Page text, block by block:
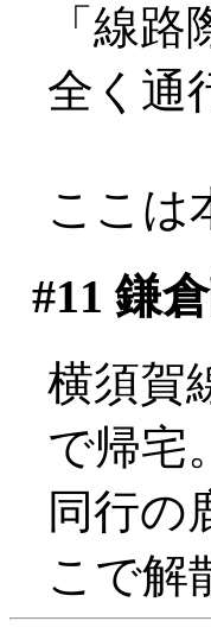
「線
全く通
ここは
#11 鎌
横須賀
で帰宅。
同行の
こで解